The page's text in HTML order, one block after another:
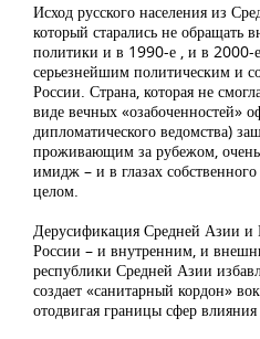
Исход русского населения из
который старались не обращать
политики и в 1990-е , и в 2000-е
серьезнейшим политическим и
России. Страна, которая не
виде вечных «озабоченностей»
дипломатического ведомства)
проживающим за рубежом, очень
имидж – и в глазах
целом.
Дерусификация Средней Азии и
России – и внутренним, и
республики Средней Азии
создает «санитарный кордон»
отодвигая границы сфер